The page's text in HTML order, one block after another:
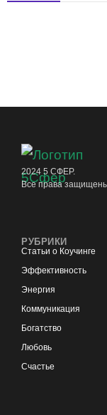
2024 5 СФЕР.
Все права
РУБРИКИ
Статьи о Коучинге
Эффективность
Энергия
Коммуникация
Богатство
Любовь
Счастье